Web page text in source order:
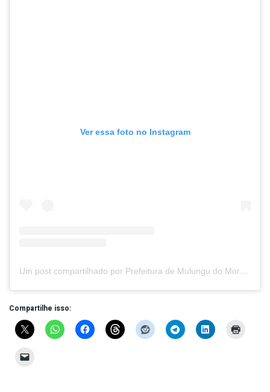
Ver essa foto no Instagram
Um post compartilhado por Prefeitura de Mulungu do Morro (@prefmulungudomorro)
Compartilhe isso: